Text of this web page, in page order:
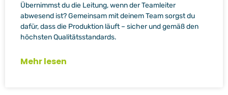
Übernimmst du die Leitung, wenn der Teamleiter
abwesend ist? Gemeinsam mit deinem Team sorgst du
dafür, dass die Produktion läuft – sicher und gemäß den
höchsten Qualitätsstandards.
Mehr lesen